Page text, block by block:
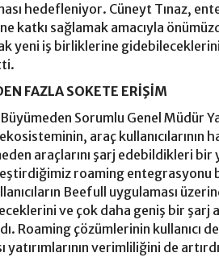
hedefleniyor. Cüneyt Tınaz,
katkı sağlamak amacıyla
yeni iş birliklerine
FAZLA SOKETE ERİŞİM
Sorumlu Genel Müdür
araç
araçlarını şarj edebildikleri
roaming entegrasyonu
Beefull uygulaması
ve çok daha geniş bir şarj
Roaming çözümlerinin kullanıcı
yatırımlarının verimliliğini de